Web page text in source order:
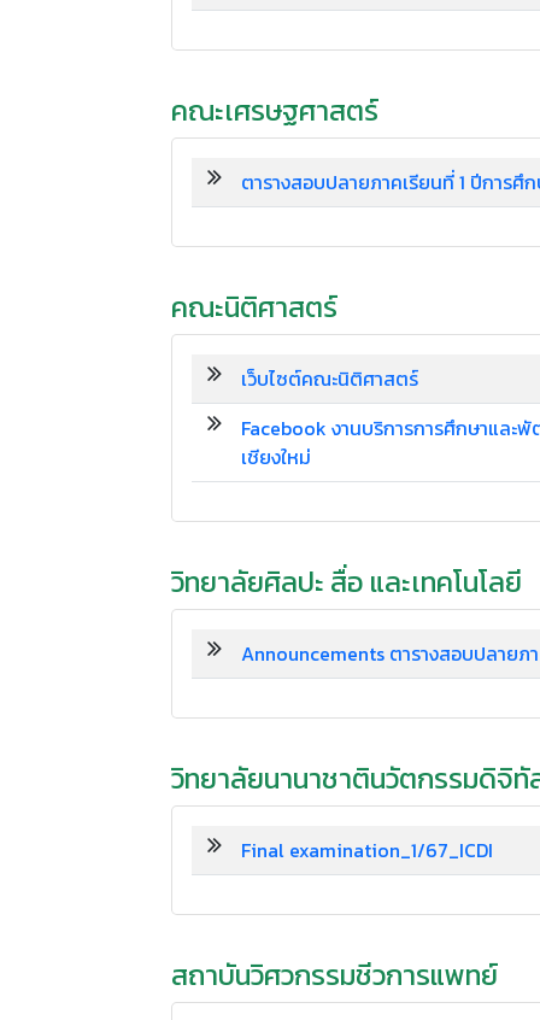
คณะเศรษฐศาสตร์
ตารางสอบปลายภาคเรียนที่ 1 ปีการ
คณะนิติศาสตร์
เว็บไซต์คณะนิติศาสตร์
Facebook งานบริการการศึกษาแล
เชียงใหม่
วิทยาลัยศิลปะ สื่อ และเทคโนโลยี
Announcements ตารางสอบปลายภ
วิทยาลัยนานาชาตินวัตกรรมดิจิทั
Final examination_1/67_ICDI
สถาบันวิศวกรรมชีวการแพทย์